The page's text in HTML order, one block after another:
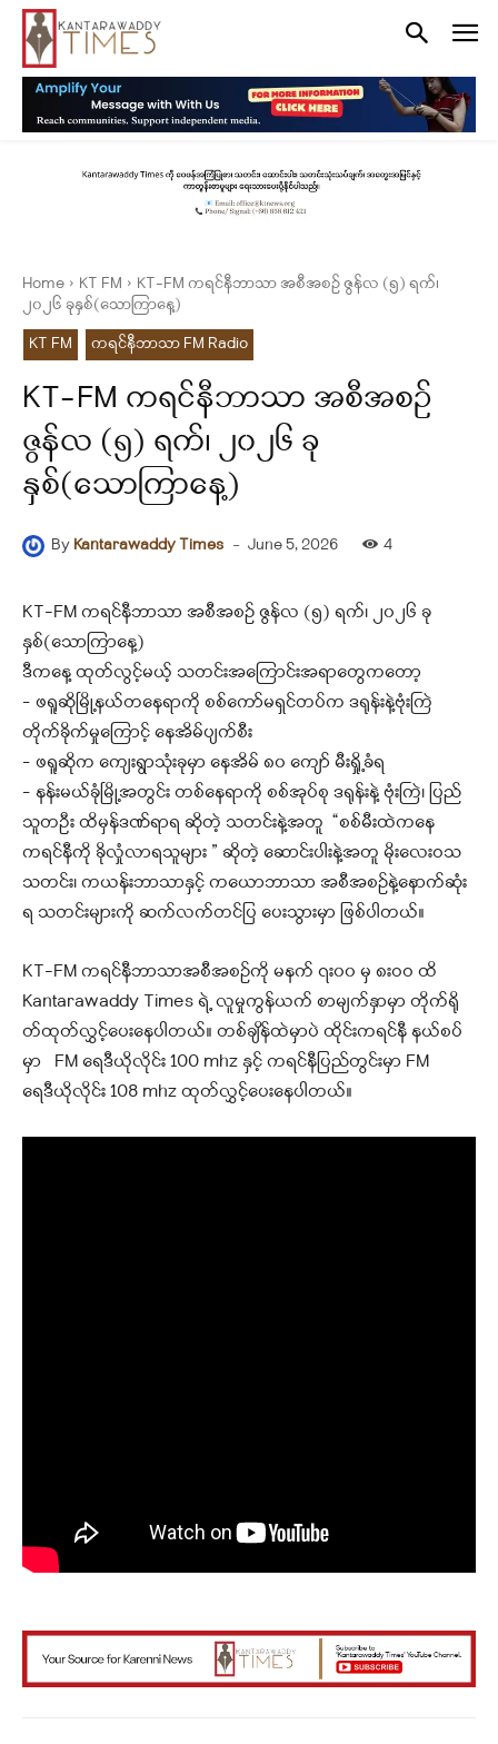
Home KT FM
KT-FM ကရင်နီဘာသာ အစီအစဉ် ဇွန်လ (၅) ရက်၊
၂၀၂၆ ခုနှစ်(သောကြာနေ့)
KT FM
ကရင်နီဘာသာ FM Radio
KT-FM ကရင်နီဘာသာ အစီအစဉ်
ဇွန်လ (၅) ရက်၊ ၂၀၂၆ ခု
နှစ်(သောကြာနေ့)
By Kantarawaddy Times - June 5, 2026 4
KT-FM ကရင်နီဘာသာ အစီအစဉ် ဇွန်လ (၅) ရက်၊ ၂၀၂၆ ခု
နှစ်(သောကြာနေ့)
ဒီကနေ့ ထုတ်လွင့်မယ့် သတင်းအကြောင်းအရာတွေကတော့
– ဖရူဆိုမြို့နယ်တနေရာကို စစ်ကော်မရှင်တပ်က ဒရုန်းနဲ့ဗုံးကြဲ
တိုက်ခိုက်မှုကြောင့် နေအိမ်ပျက်စီး
– ဖရူဆိုက ကျေးရွာသုံးခုမှာ နေအိမ် ၈၀ ကျော် မီးရှို့ခံရ
– နန်းမယ်ခုံမြို့အတွင်း တစ်နေရာကို စစ်အုပ်စု ဒရုန်းနဲ့ ဗုံးကြဲ၊ ပြည်
သူတဦး ထိမှန်ဒဏ်ရာရ ဆိုတဲ့ သတင်းနဲ့အတူ “စစ်မီးထဲကနေ
ကရင်နီကို ခိုလှုံလာရသူများ ” ဆိုတဲ့ ဆောင်းပါးနဲ့အတူ မိုးလေးဝသ
သတင်း၊ ကယန်းဘာသာနှင့် ကယောဘာသာ အစီအစဉ်နဲ့နောက်ဆုံး
ရ သတင်းများကို ဆက်လက်တင်ပြ ပေးသွားမှာ ဖြစ်ပါတယ်။
KT-FM ကရင်နီဘာသာအစီအစဉ်ကို မနက် ၇း၀၀ မှ ၈းဝဝ ထိ
Kantarawaddy Times ရဲ့ လူမှုကွန်ယက် စာမျက်နှာမှာ တိုက်ရို
တ်ထုတ်လွှင့်ပေးနေပါတယ်။ တစ်ချိန်ထဲမှာပဲ ထိုင်းကရင်နီ နယ်စပ်
မှာ FM ရေဒီယိုလိုင်း 100 mhz နှင့် ကရင်နီပြည်တွင်းမှာ FM
ရေဒီယိုလိုင်း 108 mhz ထုတ်လွှင့်ပေးနေပါတယ်။